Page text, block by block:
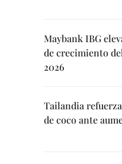
Maybank IBG
de crecimiento
2026
Tailandia
de coco ante